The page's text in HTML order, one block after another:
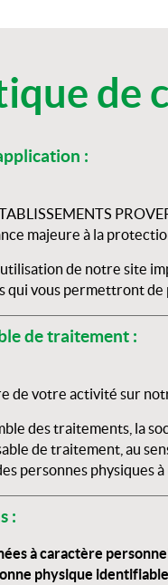
de
:
majeure à la
de notre site
qui vous permettront de
de traitement :
de votre activité sur
des traitements, la
de traitement, au
personnes physiques
:
à caractère
physique identifiable